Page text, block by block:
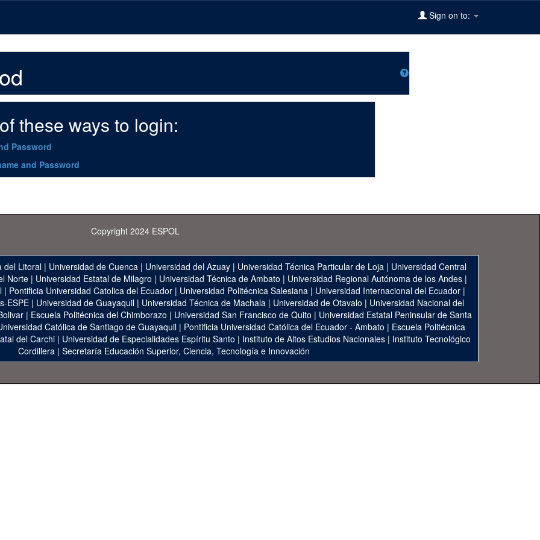
Sign on to:
these ways to login:
Password
and Password
Copyright 2024 ESPOL
del Litoral | Universidad de Cuenca | Universidad del Azuay | Universidad Técnica Particular de Loja | Universidad Central
Norte| Universidad Estatal de Milagro | Universidad Técnica de Ambato | Universidad Regional Autónoma de los Andes|
| Pontificia Universidad Catolica del Ecuador| Universidad Politécnica Salesiana| Universidad Internacional del Ecuador|
ESPE | Universidad de Guayaquil | Universidad Técnica de Machala | Universidad de Otavalo | Universidad Nacional del
| Escuela Politécnica del Chimborazo | Universidad San Francisco de Quito | Universidad Estatal Peninsular de Santa
Católica de Santiago de Guayaquil | Pontificia Universidad Católica del Ecuador - Ambato | Escuela Politécnica
del Carchi | Universidad de Especialidades Espíritu Santo | Instituto de Altos Estudios Nacionales | Instituto Tecnológico
Cordillera| Secretaría Educación Superior, Ciencia, Tecnología e Innovación